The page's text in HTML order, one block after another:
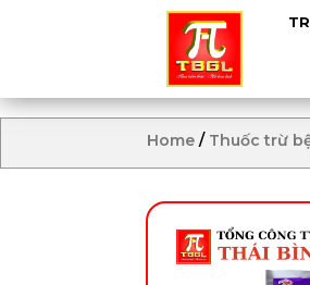
Home / Thuốc trừ